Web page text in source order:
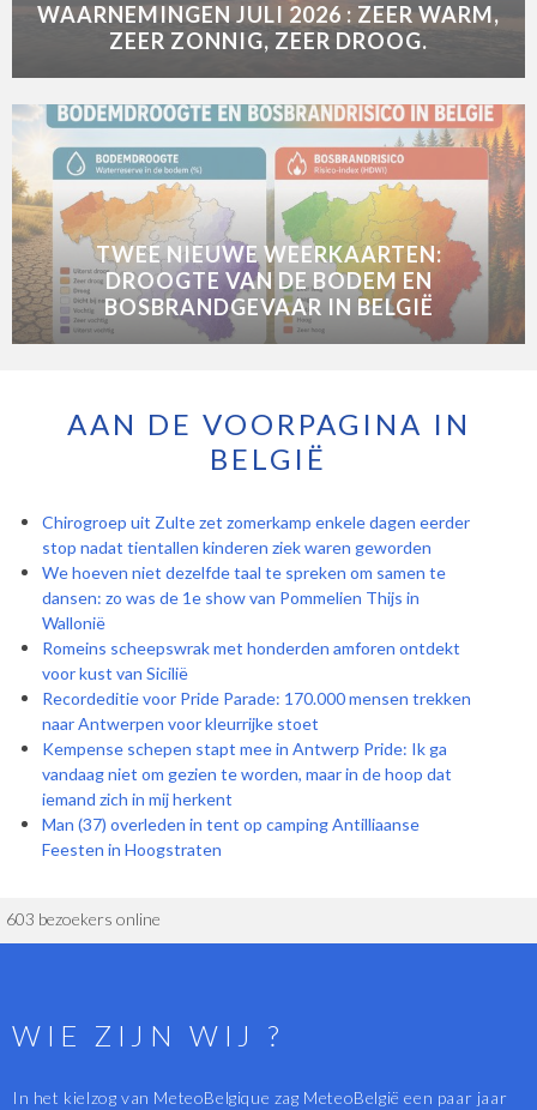
WAARNEMINGEN JULI 2026 : ZEER WARM,
ZEER ZONNIG, ZEER DROOG.
TWEE NIEUWE WEERKAARTEN:
DROOGTE VAN DE BODEM EN
BOSBRANDGEVAAR IN BELGIË
AAN DE VOORPAGINA IN
BELGIË
Chirogroep uit Zulte zet zomerkamp enkele dagen eerder
stop nadat tientallen kinderen ziek waren geworden
We hoeven niet dezelfde taal te spreken om samen te
dansen: zo was de 1e show van Pommelien Thijs in
Wallonië
Romeins scheepswrak met honderden amforen ontdekt
voor kust van Sicilië
Recordeditie voor Pride Parade: 170.000 mensen trekken
naar Antwerpen voor kleurrijke stoet
Kempense schepen stapt mee in Antwerp Pride: Ik ga
vandaag niet om gezien te worden, maar in de hoop dat
iemand zich in mij herkent
Man (37) overleden in tent op camping Antilliaanse
Feesten in Hoogstraten
603 bezoekers online
WIE ZIJN WIJ ?
In het kielzog van MeteoBelgique zag MeteoBelgië een paar jaar